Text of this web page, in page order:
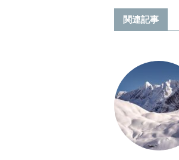
関連記事